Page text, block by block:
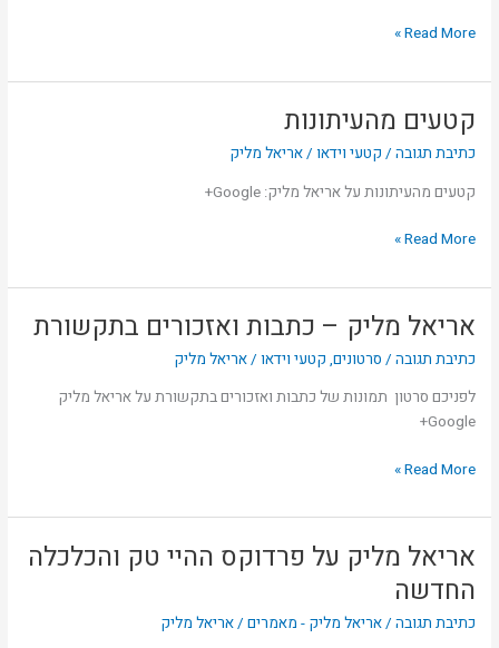
Read More »
קטעים מהעיתונות
כתיבת תגובה / קטעי וידאו /אריאל מליק
קטעים מהעיתונות על אריאל מליק: Google+
קטעים
מהעיתונות
Read More »
אריאל מליק – כתבות ואזכורים בתקשורת
כתיבת תגובה / סרטונים, קטעי וידאו /אריאל מליק
לפניכם סרטון תמונות של כתבות ואזכורים בתקשורת על אריאל מליק
Google+
אריאל
–
כתבות
ואזכורים
Read More »
אריאל מליק על פרדוקס ההיי טק והכלכלה
החדשה
כתיבת תגובה /אריאל מליק - מאמרים /אריאל מליק
אריאל
על
פרדוקס